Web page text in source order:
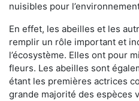
nuisibles pour
En effet, les abeilles et les
remplir un rôle important et
l’écosystème. Elles ont pour
fleurs. Les abeilles sont
étant les premières actrices
grande majorité des espèces